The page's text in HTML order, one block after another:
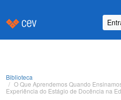
Biblioteca
O Que Aprendemos Quando
Experiência do Estágio de Docência na